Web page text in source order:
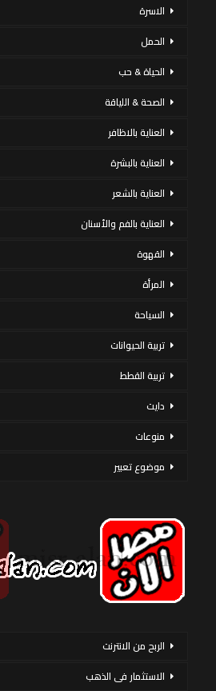
الاسرة
الحمل
الحياة & حب
الصحة & اللياقة
العناية بالاظافر
العناية بالبشرة
العناية بالشعر
العناية بالفم والأسنان
القهوة
المرأة
السياحة
تربية الحيوانات
تربية القطط
دايت
منوعات
موضوع تعبير
الربح من الانترنت
الاستثمار فى الذهب